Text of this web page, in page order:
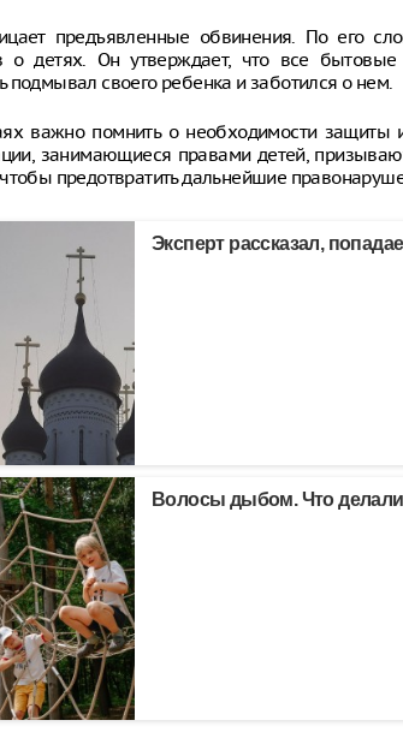
предъявленные обвинения. По его
о детях. Он утверждает, что все
подмывал своего ребенка и заботился о нем.
важно помнить о необходимости защиты
занимающиеся правами детей,
предотвратить дальнейшие
Эксперт рассказал,
Волосы дыбом. Что